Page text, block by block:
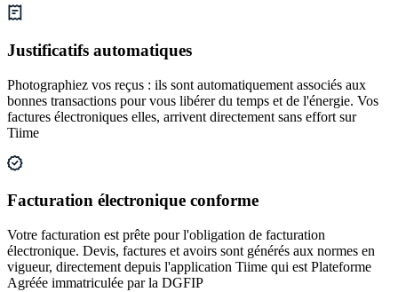
Justificatifs automatiques
Photographiez vos reçus : ils sont automatiquement associés aux
bonnes transactions pour vous libérer du temps et de l'énergie. Vos
factures électroniques elles, arrivent directement sans effort sur
Tiime
Facturation électronique conforme
Votre facturation est prête pour l'obligation de facturation
électronique. Devis, factures et avoirs sont générés aux normes en
vigueur, directement depuis l'application Tiime qui est Plateforme
Agréée immatriculée par la DGFIP